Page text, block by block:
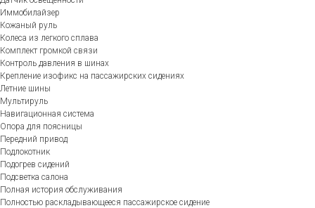
Иммобилайзер
Кожаный руль
Колеса из легкого сплава
Комплект громкой связи
Контроль давления в шинах
Крепление изофикс на пассажирских сидениях
Летние шины
Мультируль
Навигационная система
Опора для поясницы
Передний привод
Подлокотник
Подогрев сидений
Подсветка салона
Полная история обслуживания
Полностью раскладывающееся пассажирское сидение